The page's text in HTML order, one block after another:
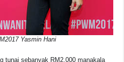
Yasmin Hani
tunai sebanyak RM2,000 manakala